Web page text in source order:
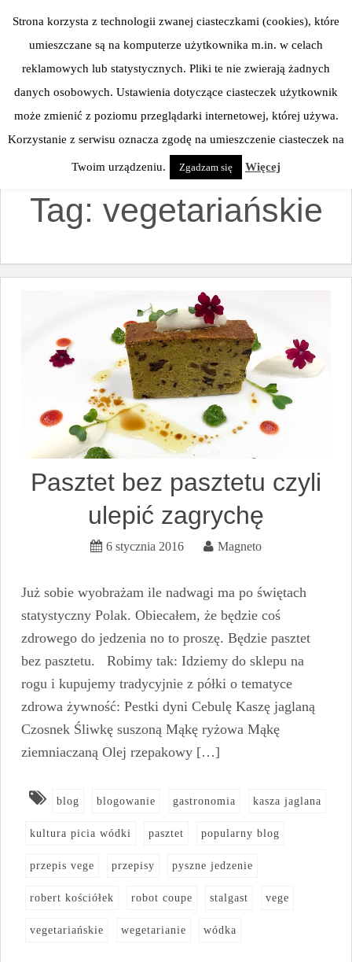
content
Tag: vegetariańskie
Pasztet bez pasztetu czyli
ulepić zagrychę
6 stycznia 2016 Magneto
Już sobie wyobrażam ile nadwagi ma po świętach
statystyczny Polak. Obiecałem, że będzie coś
zdrowego do jedzenia no to proszę. Będzie pasztet
bez pasztetu. Robimy tak: Idziemy do sklepu na
rogu i kupujemy tradycyjnie z półki o tematyce
zdrowa żywność: Pestki dyni Cebulę Kaszę jaglaną
Czosnek Śliwkę suszoną Mąkę ryżowa Mąkę
ziemniaczaną Olej rzepakowy […]
blog blogowanie gastronomia kasza jaglana
kultura picia wódki pasztet popularny blog
przepis vege przepisy pyszne jedzenie
robert kościółek robot coupe stalgast vege
vegetariańskie wegetarianie wódka
Strona korzysta z technologii zwanej ciasteczkami (cookies), które
umieszczane są na komputerze użytkownika m.in. w celach
reklamowych lub statystycznych. Pliki te nie zwierają żadnych
danych osobowych. Ustawienia dotyczące ciasteczek użytkownik
może zmienić z poziomu przeglądarki internetowej, której używa.
Korzystanie z serwisu oznacza zgodę na umieszczenie ciasteczek na
Twoim urządzeniu. Zgadzam się Więcej